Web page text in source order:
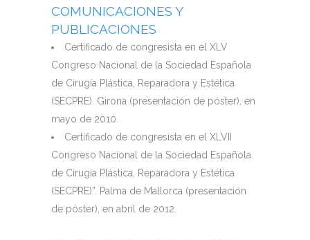
COMUNICACIONES Y
PUBLICACIONES
Certificado de congresista en el XLV
Congreso Nacional de la Sociedad Española
de Cirugía Plástica, Reparadora y Estética
(SECPRE). Girona (presentación de póster), en
mayo de 2010.
Certificado de congresista en el XLVII
Congreso Nacional de la Sociedad Española
de Cirugía Plástica, Reparadora y Estética
(SECPRE)”. Palma de Mallorca (presentación
de póster), en abril de 2012.